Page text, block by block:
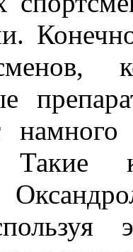
намного
Такие